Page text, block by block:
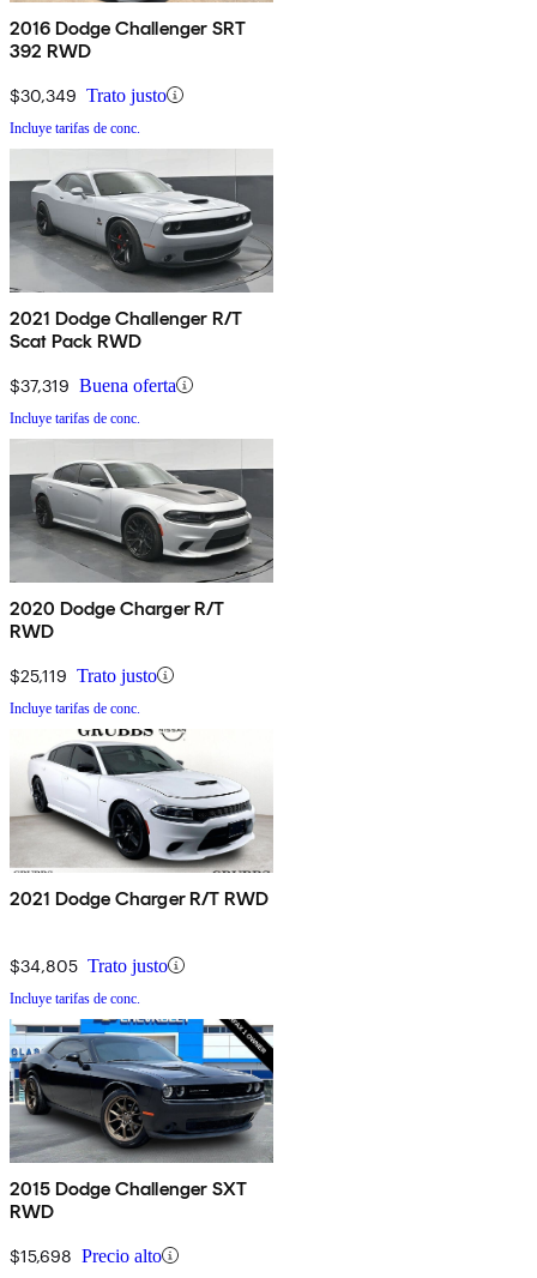
2016 Dodge Challenger SRT
392 RWD
$30,349 Trato justo
Incluye tarifas de conc.
2021 Dodge Challenger R/T
Scat Pack RWD
$37,319 Buena oferta
Incluye tarifas de conc.
2020 Dodge Charger R/T
RWD
$25,119 Trato justo
Incluye tarifas de conc.
2021 Dodge Charger R/T RWD
$34,805 Trato justo
Incluye tarifas de conc.
2015 Dodge Challenger SXT
RWD
$15,698 Precio alto